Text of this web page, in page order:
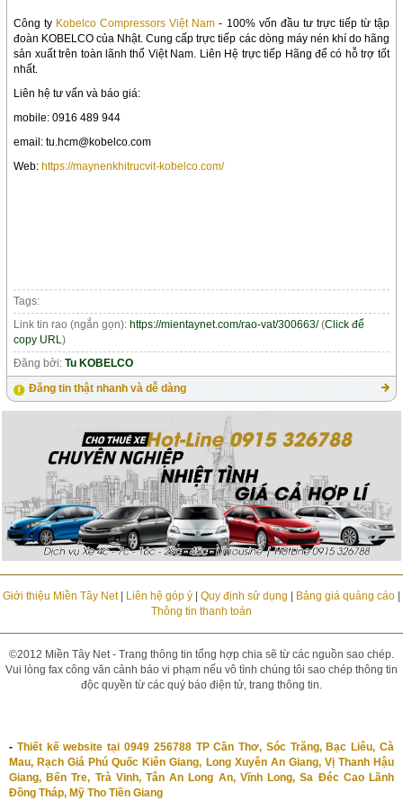
Công ty Kobelco Compressors Việt Nam- 100% vốn đầu tư trực tiếp từ tập
đoàn KOBELCO của Nhật. Cung cấp trực tiếp các dòng máy nén khí do hãng
sản xuất trên toàn lãnh thổ Việt Nam. Liên Hệ trực tiếp Hãng để có hỗ trợ tốt
nhất.
Liên hệ tư vấn và báo giá:
mobile: 0916 489 944
email: tu.hcm@kobelco.com
Web:https://maynenkhitrucvit-kobelco.com/
Tags:
Link tin rao (ngắn gọn):https://mientaynet.com/rao-vat/300663/(Click để
copy URL)
Đăng bởi:Tu KOBELCO
Đăng tin thật nhanh và dễ dàng
Giới thiệu Miền Tây Net| Liên hệ góp ý| Quy định sử dụng | Bảng giá quảng cáo|
Thông tin thanh toán
©2012 Miền Tây Net - Trang thông tin tổng hợp chia sẽ từ các nguồn sao chép.
Vui lòng fax công văn cảnh báo vi phạm nếu vô tình chúng tôi sao chép thông tin
độc quyền từ các quý báo điện tử, trang thông tin.
- Thiết kế website tại 0949 256788 TP Cần Thơ, Sóc Trăng, Bạc Liêu, Cà
Mau, Rạch Giá Phú Quốc Kiên Giang, Long Xuyên An Giang, Vị Thanh Hậu
Giang, Bến Tre, Trà Vinh, Tân An Long An, Vĩnh Long, Sa Đéc Cao Lãnh
Đồng Tháp, Mỹ Tho Tiền Giang